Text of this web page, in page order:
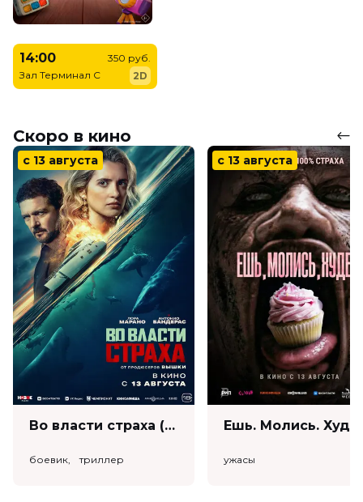
14:00
Зал Терминал C
350 руб.
2D
Скоро в кино
с 13 августа
Во власти страха (18+)
боевик, триллер
с 13 августа
ужасы